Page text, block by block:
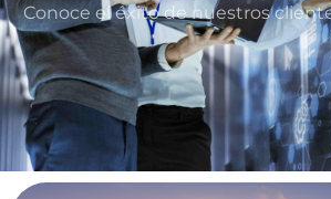
Conoce el éxito de nuestros